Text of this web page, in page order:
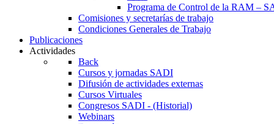
Programa de Control de la RAM –
Comisiones y secretarías de trabajo
Condiciones Generales de Trabajo
Publicaciones
Actividades
Back
Cursos y jornadas SADI
Difusión de actividades externas
Cursos Virtuales
Congresos SADI - (Historial)
Webinars